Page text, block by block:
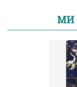
МИ